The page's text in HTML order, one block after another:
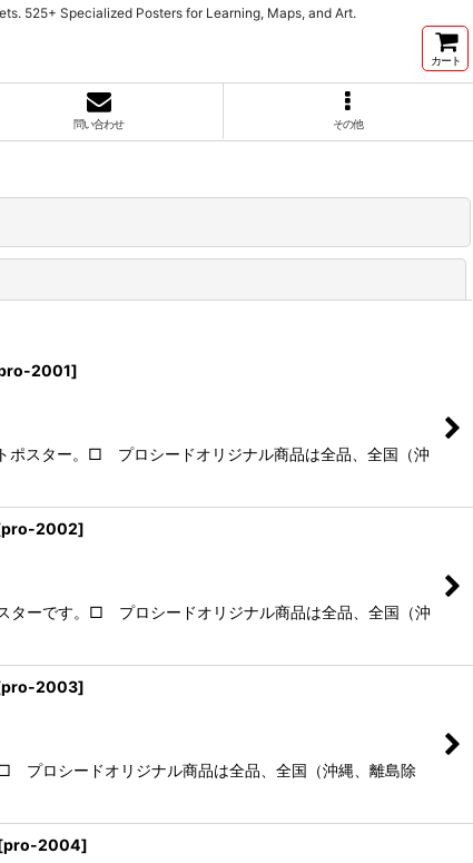
525+ Specialized Posters for Learning, Maps, and Art.
カート
問い合わせ その他
2001]
ポスター。□ プロシードオリジナル商品は全品、全国（沖
pro-2002]
ターです。□ プロシードオリジナル商品は全品、全国（沖
pro-2003]
プロシードオリジナル商品は全品、全国（沖縄、離島除
pro-2004]